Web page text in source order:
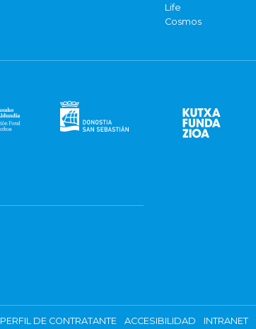
Life
Cosmos
PERFIL DE CONTRATANTE ACCESIBILIDAD INTRANET